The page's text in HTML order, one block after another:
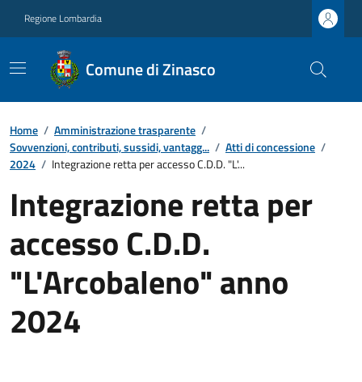
Regione Lombardia
Comune di Zinasco
Home / Amministrazione trasparente /
Sovvenzioni, contributi, sussidi, vantagg... / Atti di concessione /
2024 / Integrazione retta per accesso C.D.D. "L'...
Integrazione retta per
accesso C.D.D.
"L'Arcobaleno" anno
2024